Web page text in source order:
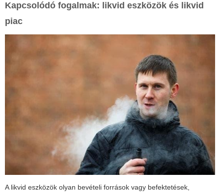
Kapcsolódó fogalmak: likvid eszközök és likvid
piac
A likvid eszközök olyan bevételi források vagy befektetések,